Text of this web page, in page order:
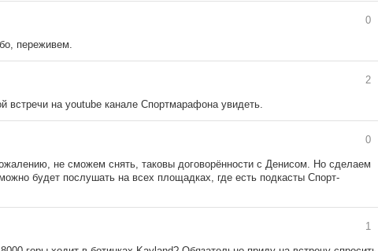
0
переживем.
2
встречи на youtube канале Спортмарафона увидеть.
0
не сможем снять, таковы договорённости с Денисом. Но сделаем
будет послушать на всех площадках, где есть подкасты Спорт-
1